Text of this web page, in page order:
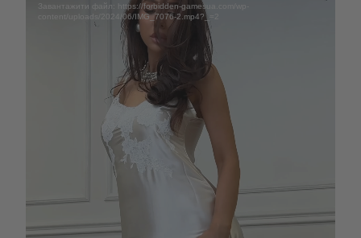
Завантажити файл: https://forbidden-gamesua.com/wp-
content/uploads/2024/06/IMG_7076-2.mp4?_=2